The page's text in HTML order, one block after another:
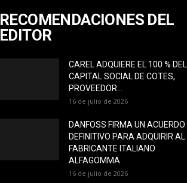
RECOMENDACIONES DEL
EDITOR
CAREL ADQUIERE EL 100 % DEL
CAPITAL SOCIAL DE COTES,
PROVEEDOR...
16 de julio de 2026
DANFOSS FIRMA UN ACUERDO
DEFINITIVO PARA ADQUIRIR AL
FABRICANTE ITALIANO
ALFAGOMMA
16 de julio de 2026